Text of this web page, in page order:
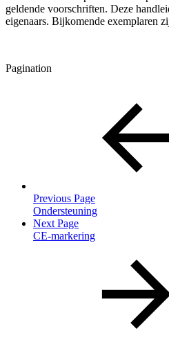
geldende voorschriften. Deze
eigenaars. Bijkomende exemplaren
Pagination
Previous Page
Ondersteuning
Next Page
CE-markering